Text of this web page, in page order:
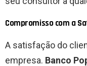
Compromisso com a
A satisfação do
empresa. Banco